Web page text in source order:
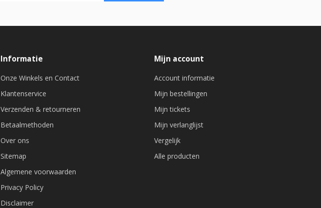
Informatie
Onze Winkels en Contact
Klantenservice
Verzenden & retourneren
Betaalmethoden
Over ons
Sitemap
Algemene voorwaarden
Privacy Policy
Disclaimer
Mijn account
Account informatie
Mijn bestellingen
Mijn tickets
Mijn verlanglijst
Vergelijk
Alle producten